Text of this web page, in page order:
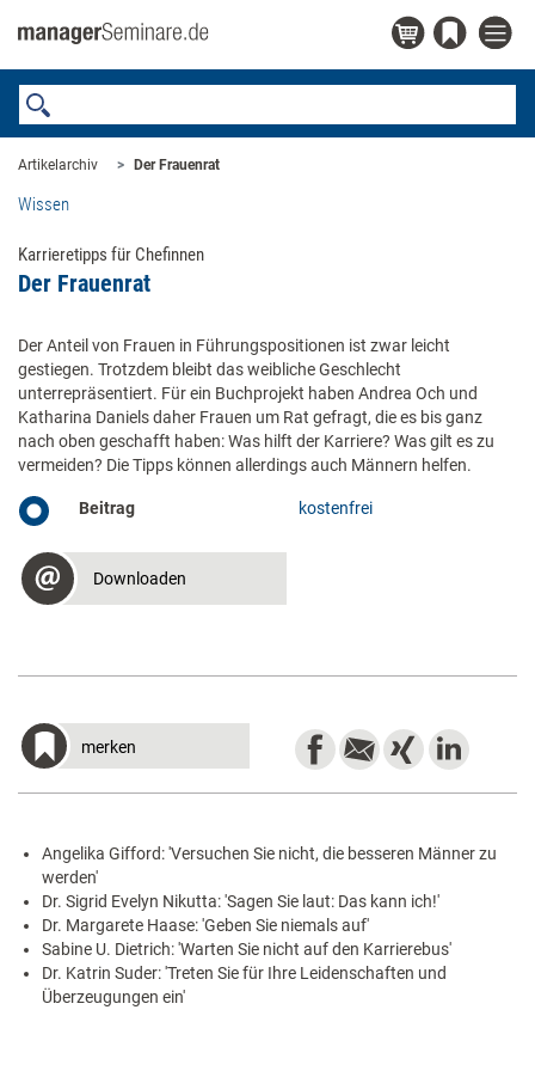
Artikelarchiv Der Frauenrat
Wissen
Karrieretipps für Chefinnen
Der Frauenrat
Der Anteil von Frauen in Führungspositionen ist zwar leicht
gestiegen. Trotzdem bleibt das weibliche Geschlecht
unterrepräsentiert. Für ein Buchprojekt haben Andrea Och und
Katharina Daniels daher Frauen um Rat gefragt, die es bis ganz
nach oben geschafft haben: Was hilft der Karriere? Was gilt es zu
vermeiden? Die Tipps können allerdings auch Männern helfen.
Beitrag kostenfrei
Downloaden
merken
Angelika Gifford: 'Versuchen Sie nicht, die besseren Männer zu
werden'
Dr. Sigrid Evelyn Nikutta: 'Sagen Sie laut: Das kann ich!'
Dr. Margarete Haase: 'Geben Sie niemals auf'
Sabine U. Dietrich: 'Warten Sie nicht auf den Karrierebus'
Dr. Katrin Suder: 'Treten Sie für Ihre Leidenschaften und
Überzeugungen ein'